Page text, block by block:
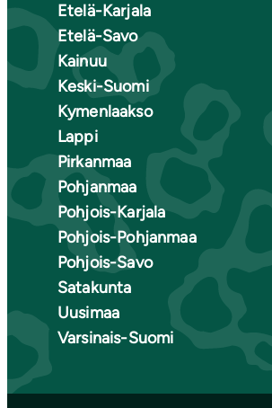
Etelä-Karjala
Etelä-Savo
Kainuu
Keski-Suomi
Kymenlaakso
Lappi
Pirkanmaa
Pohjanmaa
Pohjois-Karjala
Pohjois-Pohjanmaa
Pohjois-Savo
Satakunta
Uusimaa
Varsinais-Suomi